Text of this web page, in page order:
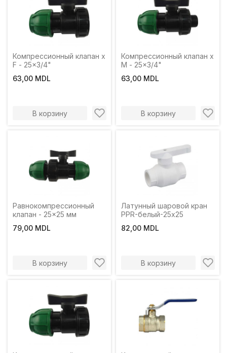
Компрессионный клапан x
F - 25x3/4"
63,00 MDL
В корзину
Компрессионный клапан x
M - 25x3/4"
63,00 MDL
В корзину
Равнокомпрессионный
клапан - 25x25 мм
79,00 MDL
В корзину
Латунный шаровой кран
PPR-белый-25x25
82,00 MDL
В корзину